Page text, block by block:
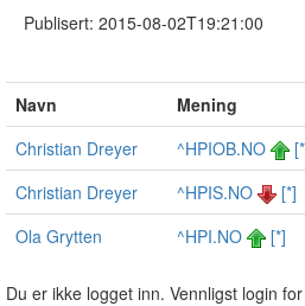
Publisert: 2015-08-02T19:21:00
Navn Mening
Christian Dreyer
^HPIOB.NO
Christian Dreyer
^HPIS.NO [*]
Ola Grytten
^HPI.NO [*]
Du er ikke logget inn. Vennligst login